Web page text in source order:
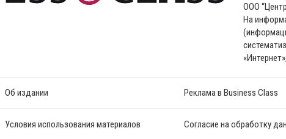
ООО
На
Об издании Реклама в Business Class
Условия использования материалов Согласие на обработку